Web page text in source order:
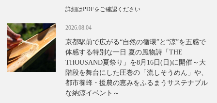
詳細はPDFをご確認ください
2026.08.04
京都駅前で広がる“自然の循環”と“涼”を五感で
体感する特別な一日 夏の風物詩「THE
THOUSAND夏祭り」を8月16日(日)に開催～大
階段を舞台にした圧巻の「流しそうめん」や、
都市養蜂・援農の恵みをふるまうサステナブル
な納涼イベント～